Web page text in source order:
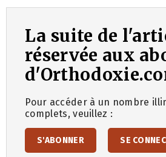
La suite de
réservée aux
Pour accéder à un nombre
complets, veuillez :
S'ABONNER SE